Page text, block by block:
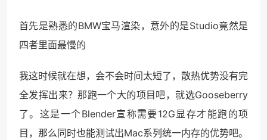
首先是熟悉的BMW宝马渲染，意外的是Studio竟然是
四者里面最慢的
我这时候就在想，会不会时间太短了，散热优势没有完
全发挥出来？那跑一个大的项目吧，就选Gooseberry
了。这是一个Blender宣称需要12G显存才能跑的项
目，那么同时也能测试出Mac系列统一内存的优势吧。